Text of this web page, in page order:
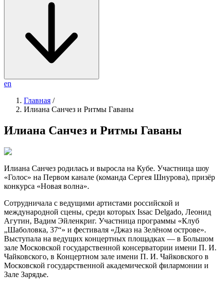
en
Главная /
Илиана Санчез и Ритмы Гаваны
Илиана Санчез и Ритмы Гаваны
Илиана Санчез родилась и выросла на Кубе. Участница шоу
«Голос» на Первом канале (команда Сергея Шнурова), призёр
конкурса «Новая волна».
Сотрудничала с ведущими артистами российской и
международной сцены, среди которых Issac Delgado, Леонид
Агутин, Вадим Эйленкриг. Участница программы «Клуб
„Шаболовка, 37“» и фестиваля «Джаз на Зелёном острове».
Выступала на ведущих концертных площадках — в Большом
зале Московской государственной консерватории имени П. И.
Чайковского, в Концертном зале имени П. И. Чайковского в
Московской государственной академической филармонии и
Зале Зарядье.